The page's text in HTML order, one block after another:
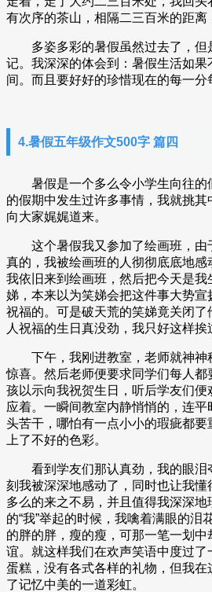
有次序的茶山，相隔二三百米的距离
多姿多彩的暑假虽然过去了，但
记。我深深的体会到：暑假生活如
间。而且要好好的珍惜现在的每一分
4.暑假五年级作文500字 篇四
暑假是一个多么令小学生向往的
的假期中发生过许多事情，我就挑
向大家娓娓道来。
这个暑假我又参加了绘画班，由
真的，我被绘画班的人彻彻底底地感
我依旧来到绘画班，然后把今天是
娣，本来以为笑娣会把这件事大势
祝福的。可是破天荒的笑娣竟关闭了
人祝福的生日真没劲，我只好这样挨
下午，我刚进教室，老师就神神
惊喜。然后老师便要求同学们每人都
孩以示向我祝贺生日，听后学友们
应着。一瞬间教室内静悄悄的，连
头苦干，哪怕有一点小小的瑕疵都
上了不好的色彩。
看到学友们那认真劲，我的眼泪
刻我被深深地感动了，同时也让我
多么的来之不易，并且值得我深深
的“我”举起的时候，我噙着满眼的泪
的胖的胖，瘦的瘦，可那一笔一划
谊。就这样我们在欢声笑语中度过了
蛋糕，没有各式各样的礼物，但我
了记忆中美的一道彩虹。